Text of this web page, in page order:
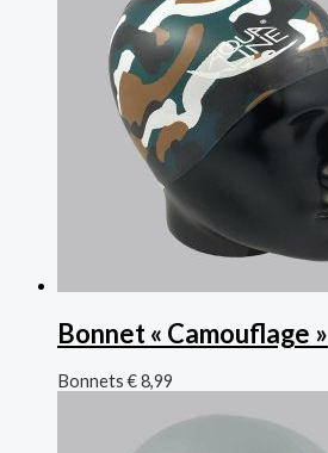
Bonnet « Camouflage »
Bonnets€8,99